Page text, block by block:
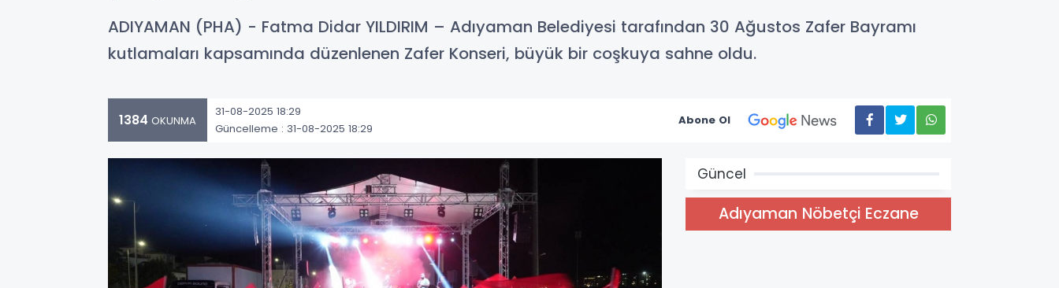
ADIYAMAN (PHA) - Fatma Didar YILDIRIM – Adıyaman Belediyesi tarafından 30 Ağustos Zafer Bayramı
kutlamaları kapsamında düzenlenen Zafer Konseri, büyük bir coşkuya sahne oldu.
1384 OKUNMA
31-08-2025 18:29
Güncelleme : 31-08-2025 18:29
Abone Ol
Güncel
Adıyaman Nöbetçi Eczane